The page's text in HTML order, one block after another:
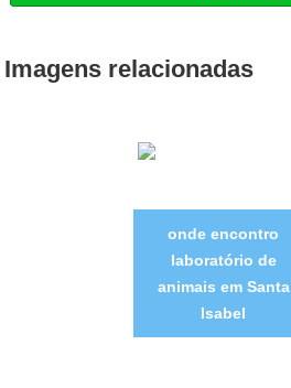
Imagens relacionadas
onde encontro
laboratório de
animais em Santa
Isabel